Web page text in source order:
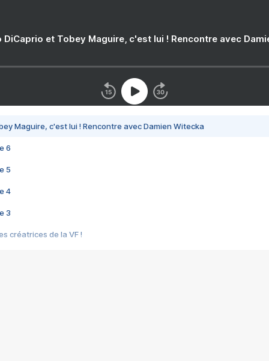
DiCaprio et Tobey Maguire, c'est lui ! Rencontre avec
Maguire, c'est lui ! Rencontre avec Damien Witecka
6
5
4
3
créatrices de la VF !